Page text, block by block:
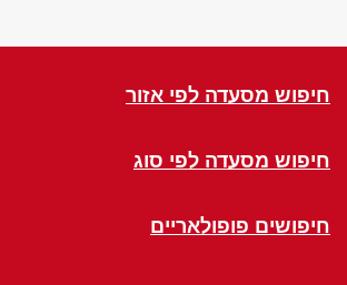
חיפוש מסעדה לפי אזור
חיפוש מסעדה לפי סוג
חיפושים פופולאריים